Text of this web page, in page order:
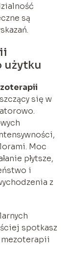
są
użytku
się w
Moc
płytsze,
i
z
spotkasz